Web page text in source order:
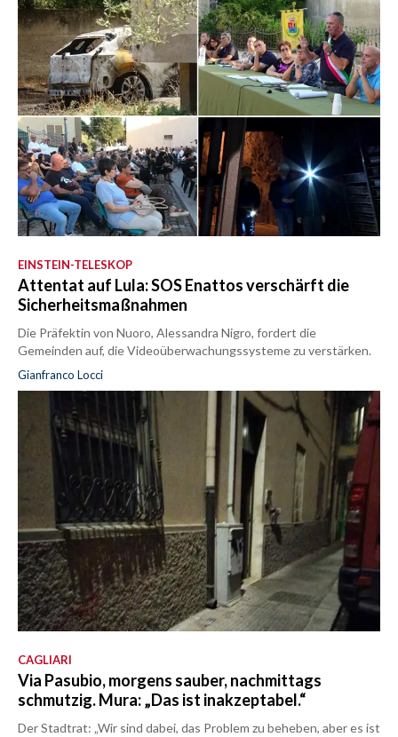
EINSTEIN-TELESKOP
Attentat auf Lula: SOS Enattos verschärft die
Sicherheitsmaßnahmen
Die Präfektin von Nuoro, Alessandra Nigro, fordert die
Gemeinden auf, die Videoüberwachungssysteme zu verstärken.
Gianfranco Locci
CAGLIARI
Via Pasubio, morgens sauber, nachmittags
schmutzig. Mura: „Das ist inakzeptabel.“
Der Stadtrat: „Wir sind dabei, das Problem zu beheben, aber es ist